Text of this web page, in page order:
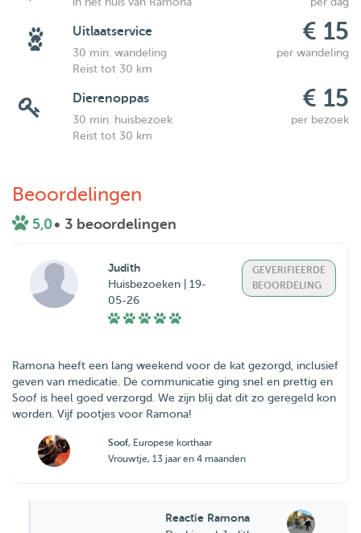
Uitlaatservice € 15
30 min. wandeling
per wandeling
Reist tot 30 km
Dierenoppas € 15
30 min. huisbezoek
per bezoek
Reist tot 30 km
Beoordelingen
5,0• 3 beoordelingen
Judith
Huisbezoeken | 19-
05-26
GEVERIFIEERDE
BEOORDELING
Ramona heeft een lang weekend voor de kat gezorgd, inclusief
geven van medicatie. De communicatie ging snel en prettig en
Soof is heel goed verzorgd. We zijn blij dat dit zo geregeld kon
worden. Vijf pootjes voor Ramona!
Soof, Europese korthaar
Vrouwtje, 13 jaar en 4 maanden
Reactie Ramona